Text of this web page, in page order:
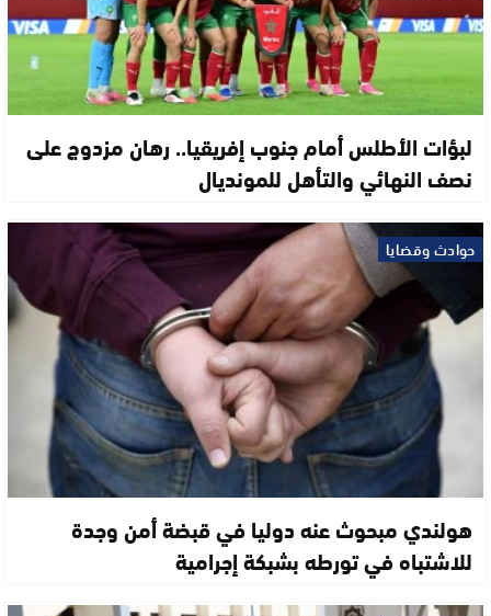
لبؤات الأطلس أمام جنوب إفريقيا.. رهان مزدوج على
نصف النهائي والتأهل للمونديال
حوادث وقضايا
هولندي مبحوث عنه دوليا في قبضة أمن وجدة
للاشتباه في تورطه بشبكة إجرامية